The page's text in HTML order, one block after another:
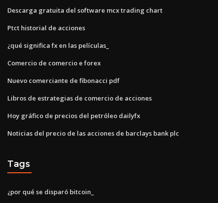
Descarga gratuita del software mcx trading chart
Ptct historial de acciones
¿qué significa fx en las películas_
Comercio de comercio e forex
Nuevo comerciante de fibonacci pdf
Libros de estrategias de comercio de acciones
Hoy gráfico de precios del petróleo dailyfx
Noticias del precio de las acciones de barclays bank plc
Tags
¿por qué se disparó bitcoin_